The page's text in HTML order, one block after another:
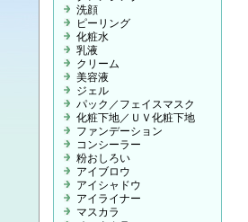
洗顔
ピーリング
化粧水
乳液
クリーム
美容液
ジェル
パック／フェイスマスク
化粧下地／ＵＶ化粧下地
ファンデーション
コンシーラー
粉おしろい
アイブロウ
アイシャドウ
アイライナー
マスカラ